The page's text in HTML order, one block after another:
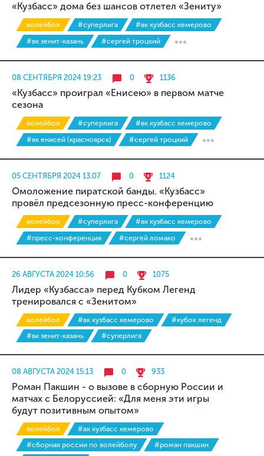
«Кузбасс» дома без шансов отлетел «Зениту»
волейбол #суперлига
#вк кузбасс кемерово
#вк зенит-казань
#сергей троцкий
08 СЕНТЯБРЯ 2024 19:23 0 1136
«Кузбасс» проиграл «Енисею» в первом матче
сезона
волейбол #суперлига
#вк кузбасс кемерово
#вк енисей (красноярск)
#сергей троцкий
05 СЕНТЯБРЯ 2024 13:07 0 1124
Омоложение пиратской банды. «Кузбасс»
провёл предсезонную пресс-конференцию
волейбол #суперлига
#вк кузбасс кемерово
#пресс-конференция
#сергей ломако
26 АВГУСТА 2024 10:56 0 1075
Лидер «Кузбасса» перед Кубком Легенд
тренировался с «Зенитом»
волейбол #вк кузбасс кемерово
#кубок легенд
#вк зенит-казань
#суперлига
08 АВГУСТА 2024 15:13 0 933
Роман Пакшин - о вызове в сборную России и
матчах с Белоруссией: «Для меня эти игры
будут позитивным опытом»
волейбол
#вк кузбасс кемерово
#сборная россии по волейболу
#роман пакшин